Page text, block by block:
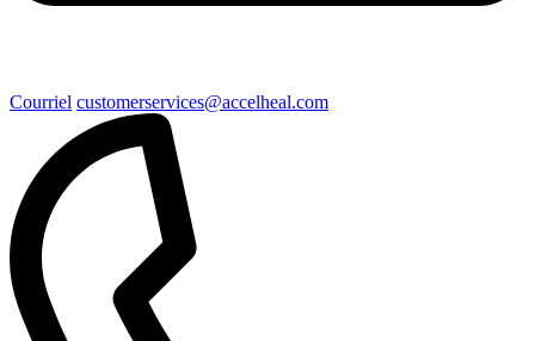
Courriel customerservices@accelheal.com